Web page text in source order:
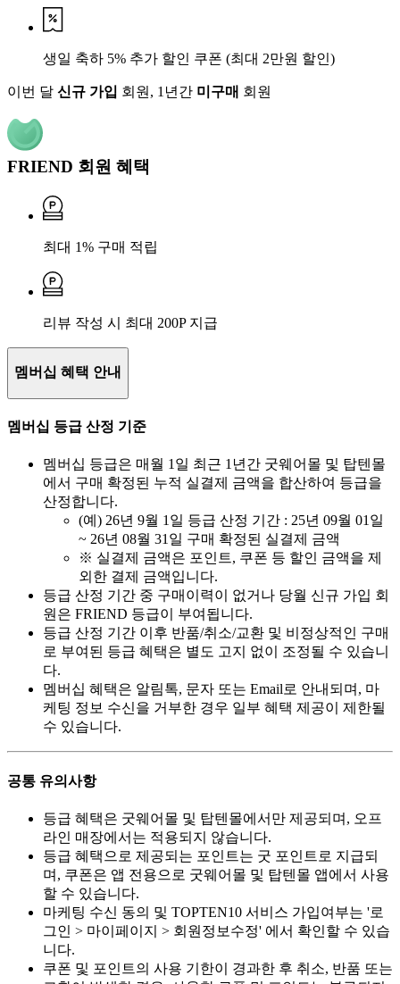
생일 축하 5% 추가 할인 쿠폰 (최대 2만원 할인)
이번 달 신규 가입 회원, 1년간 미구매 회원
FRIEND 회원 혜택
최대 1% 구매 적립
리뷰 작성 시 최대 200P 지급
멤버십 혜택 안내
멤버십 등급 산정 기준
멤버십 등급은 매월 1일 최근 1년간 굿웨어몰 및 탑텐몰
에서 구매 확정된 누적 실결제 금액을 합산하여 등급을
산정합니다.
(예) 26년 9월 1일 등급 산정 기간 : 25년 09월 01일
~ 26년 08월 31일 구매 확정된 실결제 금액
※ 실결제 금액은 포인트, 쿠폰 등 할인 금액을 제
외한 결제 금액입니다.
등급 산정 기간 중 구매이력이 없거나 당월 신규 가입 회
원은 FRIEND 등급이 부여됩니다.
등급 산정 기간 이후 반품/취소/교환 및 비정상적인 구매
로 부여된 등급 혜택은 별도 고지 없이 조정될 수 있습니
다.
멤버십 혜택은 알림톡, 문자 또는 Email로 안내되며, 마
케팅 정보 수신을 거부한 경우 일부 혜택 제공이 제한될
수 있습니다.
공통 유의사항
등급 혜택은 굿웨어몰 및 탑텐몰에서만 제공되며, 오프
라인 매장에서는 적용되지 않습니다.
등급 혜택으로 제공되는 포인트는 굿 포인트로 지급되
며, 쿠폰은 앱 전용으로 굿웨어몰 및 탑텐몰 앱에서 사용
할 수 있습니다.
마케팅 수신 동의 및 TOPTEN10 서비스 가입여부는 '로
그인 > 마이페이지 > 회원정보수정' 에서 확인할 수 있습
니다.
쿠폰 및 포인트의 사용 기한이 경과한 후 취소, 반품 또는